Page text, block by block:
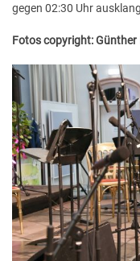
gegen 02:30 Uhr
Fotos copyright: Günther